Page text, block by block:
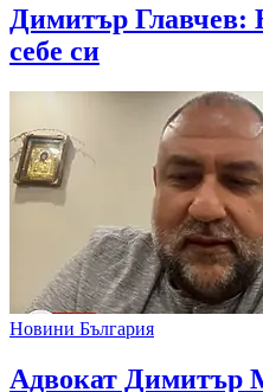
Димитър Главчев:
себе си
Новини България
Адвокат Димитър